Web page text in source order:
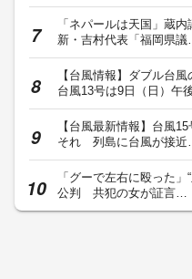
「ネパールは天国」蔵
新・吉村代表「福岡県議…
【台風情報】ダブル台
台風13号は9日（日）午
【台風最新情報】台風
それ 列島に台風が接近…
「グーで左右に殴った」
公判 共犯の女が証言…